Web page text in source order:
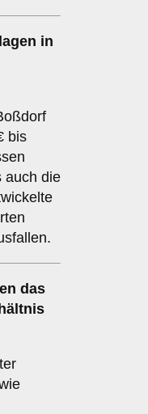
in
bis
auch die
das